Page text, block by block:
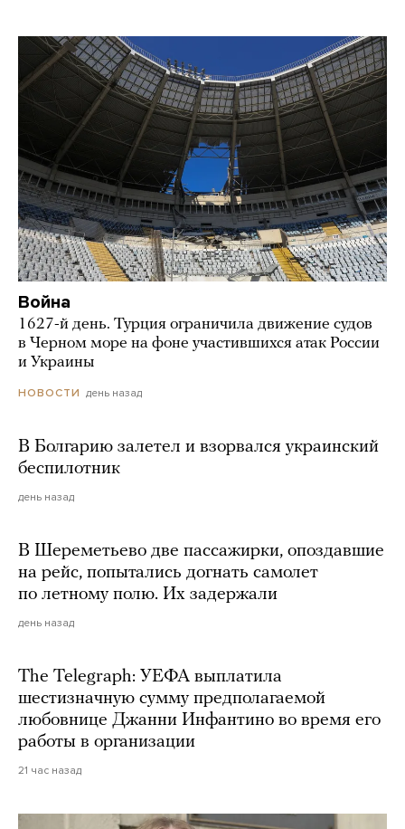
Война
1627-й день. Турция ограничила движение судов
в Черном море на фоне участившихся атак России
и Украины
НОВОСТИ день назад
В Болгарию залетел и взорвался украинский
беспилотник
день назад
В Шереметьево две пассажирки, опоздавшие
на рейс, попытались догнать самолет
по летному полю. Их задержали
день назад
The Telegraph: УЕФА выплатила
шестизначную сумму предполагаемой
любовнице Джанни Инфантино во время его
работы в организации
21 час назад